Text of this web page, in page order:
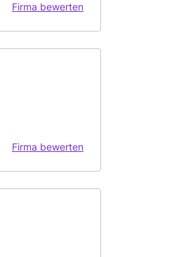
Firma bewerten
Firma bewerten